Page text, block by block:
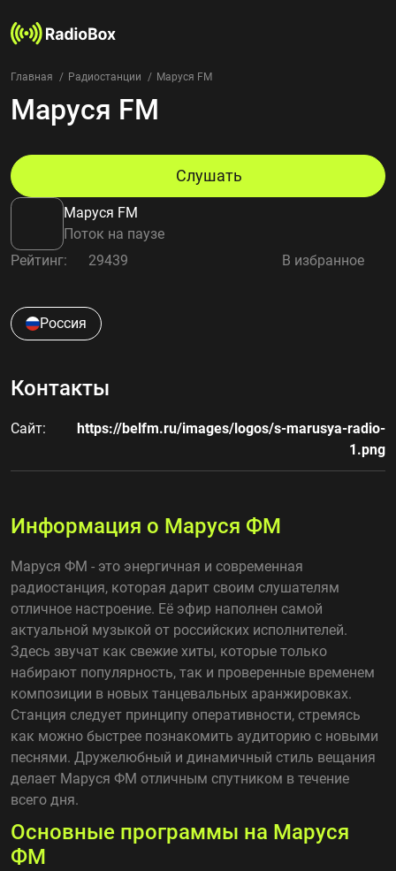
Радиостанции
Жанры
Страны
Избранное
О нас
Добавить радиостанцию
Конфиденциальность
Главная Радиостанции Маруся FM
Маруся FM
Маруся FM
Поток на паузе
Слушать
Рейтинг: 29439 В избранное
Россия
Контакты
Сайт:
https://belfm.ru/images/logos/s-marusya-radio-
1.png
Информация о Маруся ФМ
Маруся ФМ - это энергичная и современная
радиостанция, которая дарит своим слушателям
отличное настроение. Её эфир наполнен самой
актуальной музыкой от российских исполнителей.
Здесь звучат как свежие хиты, которые только
набирают популярность, так и проверенные временем
композиции в новых танцевальных аранжировках.
Станция следует принципу оперативности, стремясь
как можно быстрее познакомить аудиторию с новыми
песнями. Дружелюбный и динамичный стиль вещания
делает Маруся ФМ отличным спутником в течение
всего дня.
Основные программы на Маруся
ФМ